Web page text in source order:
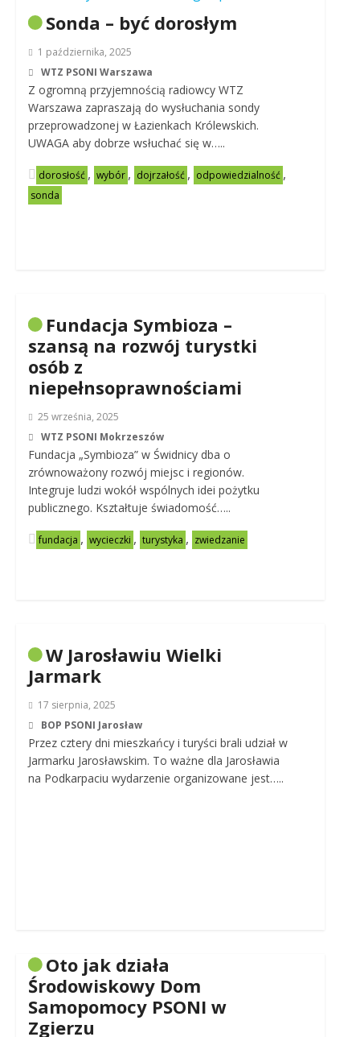
Sonda – być dorosłym
1 października, 2025
WTZ PSONI Warszawa
Z ogromną przyjemnością radiowcy WTZ
Warszawa zapraszają do wysłuchania sondy
przeprowadzonej w Łazienkach Królewskich.
UWAGA aby dobrze wsłuchać się w…..
dorosłość , wybór , dojrzałość , odpowiedzialność ,
sonda
Fundacja Symbioza –
szansą na rozwój turystki
osób z
niepełnsoprawnościami
25 września, 2025
WTZ PSONI Mokrzeszów
Fundacja „Symbioza” w Świdnicy dba o
zrównoważony rozwój miejsc i regionów.
Integruje ludzi wokół wspólnych idei pożytku
publicznego. Kształtuje świadomość…..
fundacja , wycieczki , turystyka , zwiedzanie
W Jarosławiu Wielki
Jarmark
17 sierpnia, 2025
BOP PSONI Jarosław
Przez cztery dni mieszkańcy i turyści brali udział w
Jarmarku Jarosławskim. To ważne dla Jarosławia
na Podkarpaciu wydarzenie organizowane jest…..
Oto jak działa
Środowiskowy Dom
Samopomocy PSONI w
Zgierzu